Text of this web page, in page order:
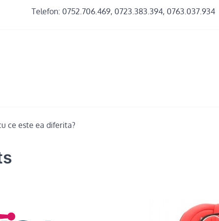
Telefon: 0752.706.469, 0723.383.394, 0763.037.934
ce este ea diferita?